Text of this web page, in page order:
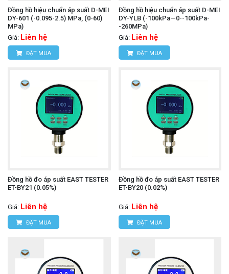
Đồng hồ hiệu chuẩn áp suất D-MEI
DY-601 (-0.095-2.5) MPa, (0-60)
MPa)
Giá: Liên hệ
ĐẶT MUA
Đồng hồ hiệu chuẩn áp suất D-MEI
DY-YLB (-100kPa—0--100kPa-
-260MPa)
Giá: Liên hệ
ĐẶT MUA
Đồng hồ đo áp suất EAST TESTER
ET-BY21 (0.05%)
Giá: Liên hệ
ĐẶT MUA
Đồng hồ đo áp suất EAST TESTER
ET-BY20 (0.02%)
Giá: Liên hệ
ĐẶT MUA